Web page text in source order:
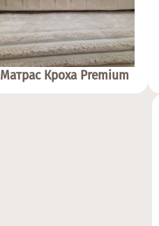
Матрас Кроха Premium